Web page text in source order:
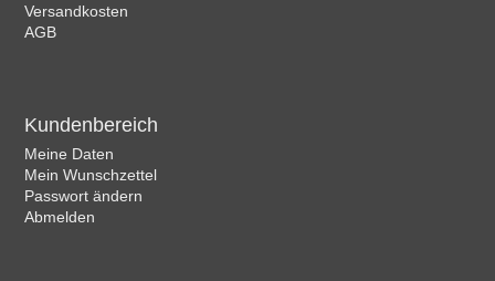
Versandkosten
AGB
Kundenbereich
Meine Daten
Mein Wunschzettel
Passwort ändern
Abmelden